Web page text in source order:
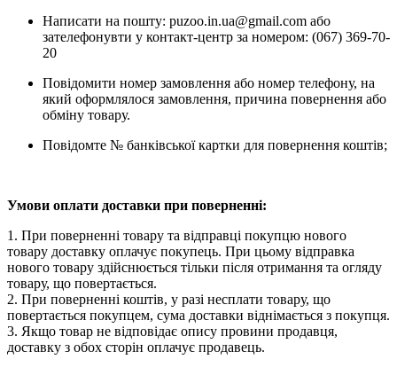
Написати на пошту: puzoo.in.ua@gmail.com або
зателефонувти у контакт-центр за номером: (067) 369-70-
20
Повідомити номер замовлення або номер телефону, на
який оформлялося замовлення, причина повернення або
обміну товару.
Повідомте № банківської картки для повернення коштів;
Умови оплати доставки при поверненні:
1. При поверненні товару та відправці покупцю нового
товару доставку оплачує покупець. При цьому відправка
нового товару здійснюється тільки після отримання та огляду
товару, що повертається.
2. При поверненні коштів, у разі несплати товару, що
повертається покупцем, сума доставки віднімається з покупця.
3. Якщо товар не відповідає опису провини продавця,
доставку з обох сторін оплачує продавець.